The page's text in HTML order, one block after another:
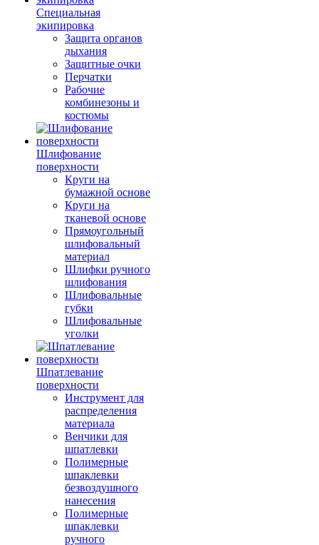
Специальная
экипировка
Защита органов
дыхания
Защитные очки
Перчатки
Рабочие
комбинезоны и
костюмы
Шлифование
поверхности
Круги на
бумажной основе
Круги на
тканевой основе
Прямоугольный
шлифовальный
материал
Шлифки ручного
шлифования
Шлифовальные
губки
Шлифовальные
уголки
Шпатлевание
поверхности
Инструмент для
распределения
материала
Венчики для
шпатлевки
Полимерные
шпаклевки
безвоздушного
нанесения
Полимерные
шпаклевки
ручного